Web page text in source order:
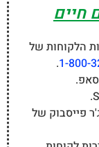
חיים
הלקוחות של
1-800-
.
פייסבוק של